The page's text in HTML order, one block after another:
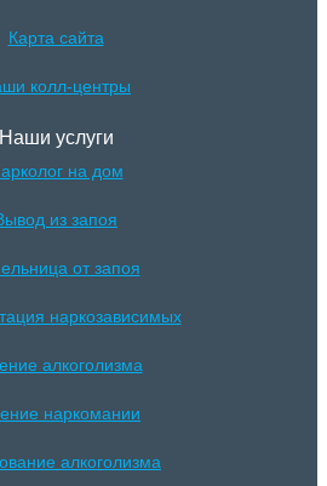
Карта сайта
колл-центры
Наши услуги
на дом
из запоя
от запоя
наркозависимых
алкоголизма
наркомании
алкоголизма